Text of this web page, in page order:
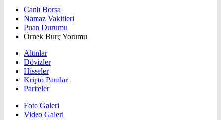
Canlı Borsa
Namaz Vakitleri
Puan Durumu
Örnek Burç Yorumu
Altınlar
Dövizler
Hisseler
Kripto Paralar
Pariteler
Foto Galeri
Video Galeri